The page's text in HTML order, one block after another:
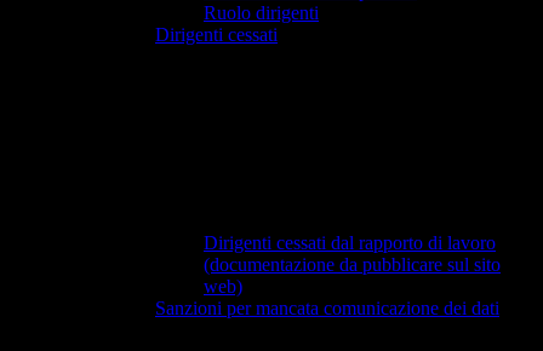
Ruolo dirigenti
Dirigenti cessati
Dirigenti cessati dal rapporto di lavoro
(documentazione da pubblicare sul sito
web)
Sanzioni per mancata comunicazione dei dati